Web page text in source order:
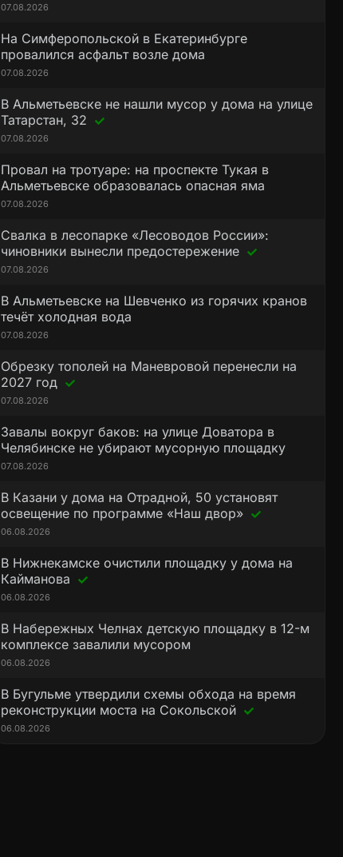
07.08.2026
На Симферопольской в Екатеринбурге
провалился асфальт возле дома
07.08.2026
В Альметьевске не нашли мусор у дома на улице
Татарстан, 32
07.08.2026
Провал на тротуаре: на проспекте Тукая в
Альметьевске образовалась опасная яма
07.08.2026
Свалка в лесопарке «Лесоводов России»:
чиновники вынесли предостережение
07.08.2026
В Альметьевске на Шевченко из горячих кранов
течёт холодная вода
07.08.2026
Обрезку тополей на Маневровой перенесли на
2027 год
07.08.2026
Завалы вокруг баков: на улице Доватора в
Челябинске не убирают мусорную площадку
07.08.2026
В Казани у дома на Отрадной, 50 установят
освещение по программе «Наш двор»
06.08.2026
В Нижнекамске очистили площадку у дома на
Кайманова
06.08.2026
В Набережных Челнах детскую площадку в 12-м
комплексе завалили мусором
06.08.2026
В Бугульме утвердили схемы обхода на время
реконструкции моста на Сокольской
06.08.2026